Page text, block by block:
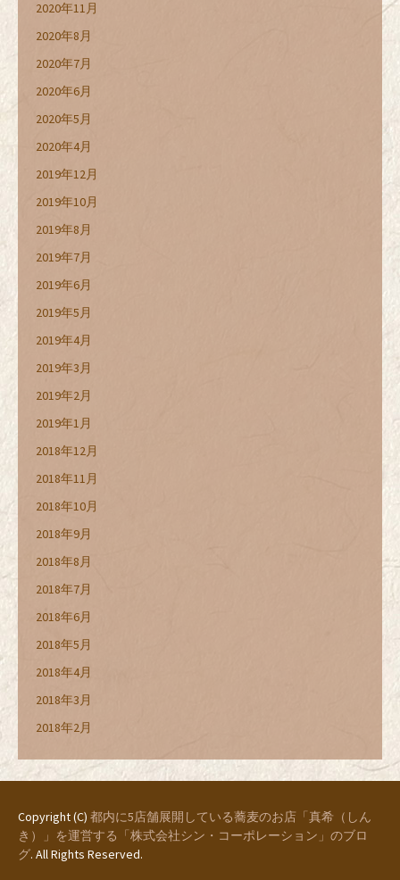
2020年11月
2020年8月
2020年7月
2020年6月
2020年5月
2020年4月
2019年12月
2019年10月
2019年8月
2019年7月
2019年6月
2019年5月
2019年4月
2019年3月
2019年2月
2019年1月
2018年12月
2018年11月
2018年10月
2018年9月
2018年8月
2018年7月
2018年6月
2018年5月
2018年4月
2018年3月
2018年2月
Copyright (C) 都内に5店舗展開している蕎麦のお店「真希（しん
き）」を運営する「株式会社シン・コーポレーション」のブロ
グ. All Rights Reserved.